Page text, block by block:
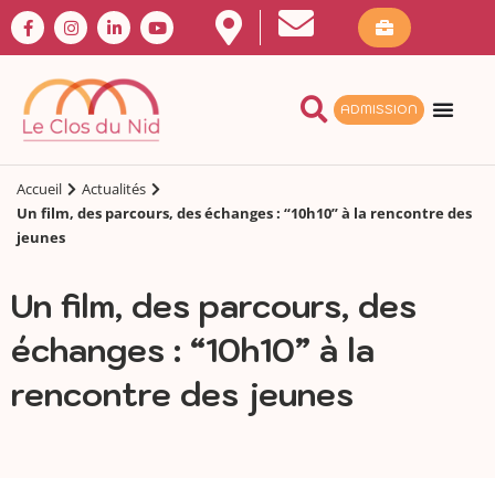
ADMISSION
Accueil
Actualités
Un film, des parcours, des échanges : “10h10” à la rencontre des
jeunes
Un film, des parcours, des
échanges : “10h10” à la
rencontre des jeunes